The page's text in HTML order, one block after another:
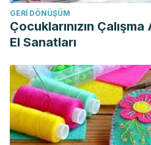
GERI DÖNÜŞÜM
Çocuklarınızın
El Sanatları